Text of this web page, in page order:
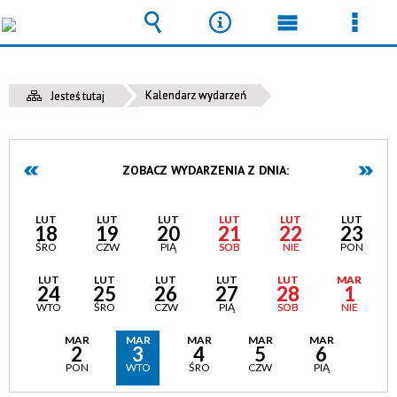
Jesteś tutaj Kalendarz wydarzeń
ZOBACZ WYDARZENIA Z DNIA:
LUT
18
ŚRO
LUT
19
CZW
LUT
20
PIĄ
LUT
21
SOB
LUT
22
NIE
LUT
23
PON
LUT
24
WTO
LUT
25
ŚRO
LUT
26
CZW
LUT
27
PIĄ
LUT
28
SOB
MAR
1
NIE
MAR
2
PON
MAR
3
WTO
MAR
4
ŚRO
MAR
5
CZW
MAR
6
PIĄ
Wyszukiwarka
Narzędzia
Menu